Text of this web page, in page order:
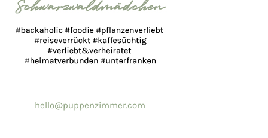
hello@puppenzimmer.com